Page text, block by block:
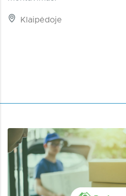
Klaipėdoje